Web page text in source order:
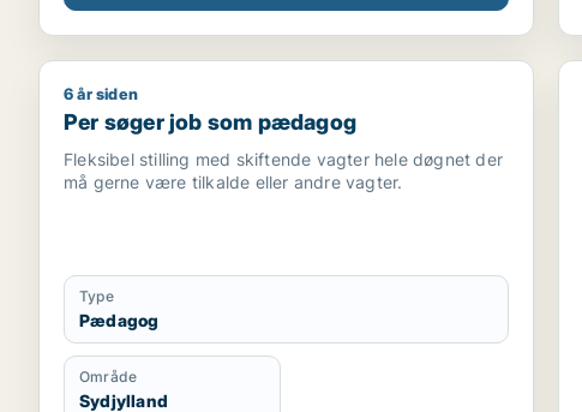
Per søger job som pædagog
6 år siden
Per søger job som pædagog
Fleksibel stilling med skiftende vagter hele døgnet der
må gerne være tilkalde eller andre vagter.
Type
Pædagog
Område
Sydjylland